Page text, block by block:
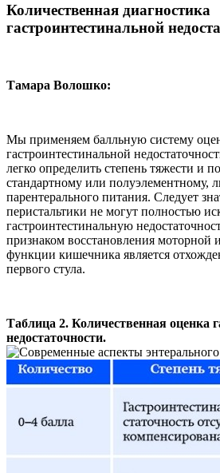
Количественная диагностика
гастроинтестинальной
Тамара Волошко:
Мы применяем балльную систему
гастроинтестинальной
легко определить степень тяжести и
стандартному или полуэлементному,
парентерального питания. Следует
перистальтики не могут полностью
гастроинтестинальную
признаком восстановления моторной
функции кишечника является
первого стула.
Таблица 2. Количественная оценка
недостаточности.